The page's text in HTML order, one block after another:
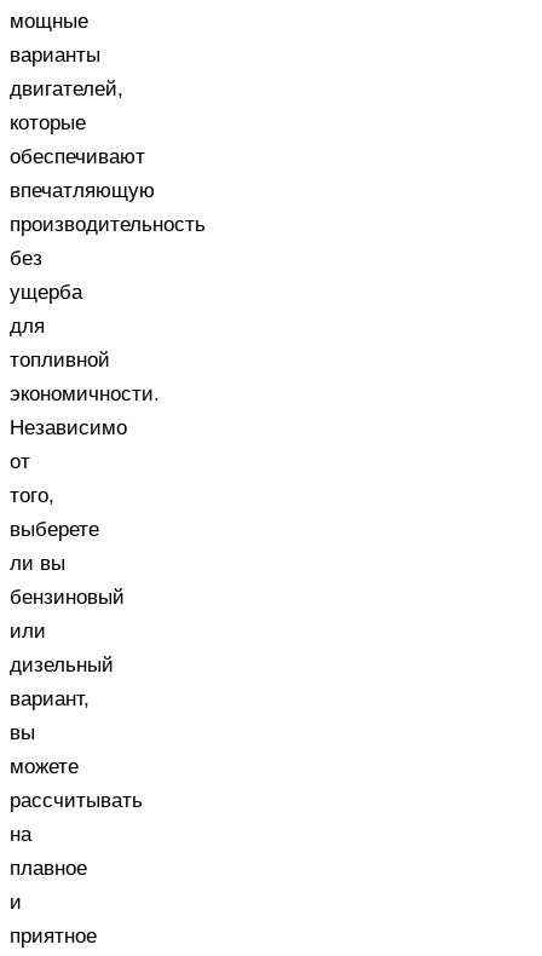
мощные
варианты
двигателей,
которые
обеспечивают
впечатляющую
производительность
без
ущерба
для
топливной
экономичности.
Независимо
от
того,
выберете
ли вы
бензиновый
или
дизельный
вариант,
вы
можете
рассчитывать
на
плавное
и
приятное